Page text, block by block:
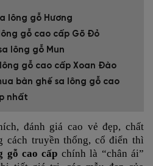
lông gỗ Hương
gỗ cao cấp Gõ Đỏ
lông gỗ Mun
gỗ cao cấp Xoan Đào
bàn ghế sa lông gỗ cao
nhất
đánh giá cao vẻ đẹp, chất
cách truyền thống, cổ điển thì
gỗ cao cấp chính là “chân ái”